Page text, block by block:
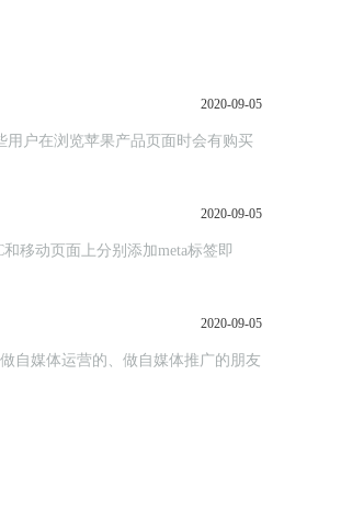
2020-09-05
户在浏览苹果产品页面时会有购买
2020-09-05
移动页面上分别添加meta标签即
2020-09-05
自媒体运营的、做自媒体推广的朋友